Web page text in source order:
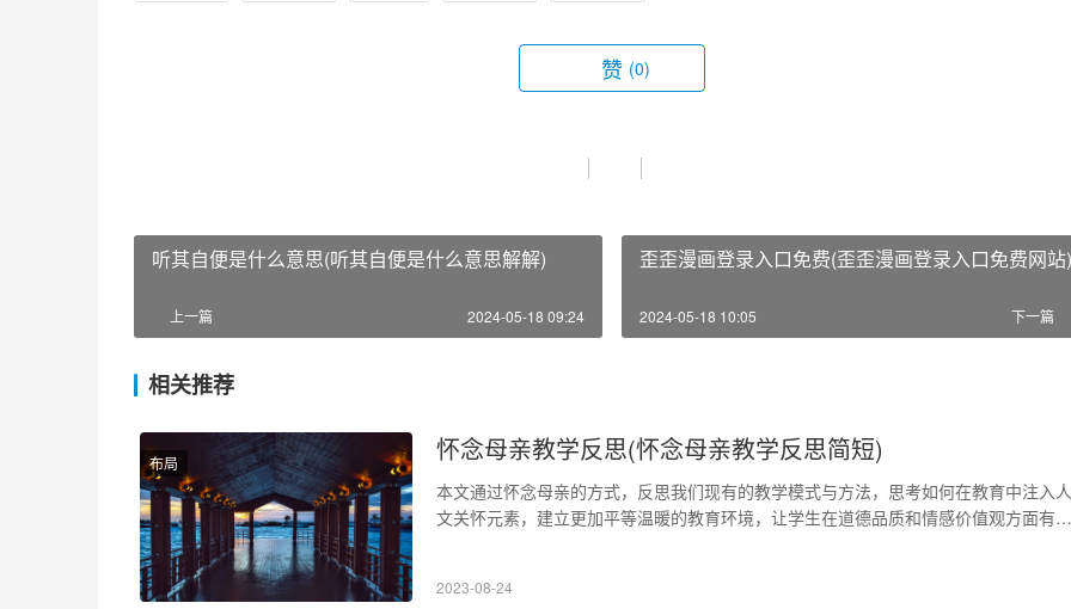
赞 (0)
听其自便是什么意思(听其自便是什么意思解解)
上一篇 2024-05-18 09:24
歪歪漫画登录入口免费(歪歪漫画登录入口免费网站)
下一篇
2024-05-18 10:05
相关推荐
布局 怀念母亲教学反思(怀念母亲教学反思简短)
本文通过怀念母亲的方式，反思我们现有的教学模式与方法，思考如何在教育中注入人
文关怀元素，建立更加平等温暖的教育环境，让学生在道德品质和情感价值观方面有更
与能力的培养，忽略了人文关怀的重要性。我们需要反思现…
2023-08-24